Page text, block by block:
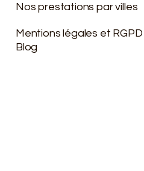
Nos prestations par villes
Mentions légales et RGPD
Blog